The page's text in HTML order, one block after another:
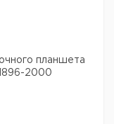
планшета
2000